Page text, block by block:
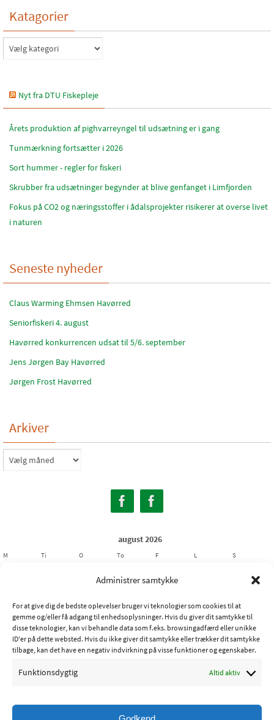
Administrer samtykke
For at give dig de bedste oplevelser bruger vi teknologier som cookies til at
gemme og/eller få adgang til enhedsoplysninger. Hvis du giver dit samtykke til
disse teknologier, kan vi behandle data som f.eks. browsingadfærd eller unikke
ID'er på dette websted. Hvis du ikke giver dit samtykke eller trækker dit samtykke
tilbage, kan det have en negativ indvirkning på visse funktioner og egenskaber.
Funktionsdygtig Altid aktiv
Katagorier
Katagorier
Nyt fra DTU Fiskepleje
Årets produktion af pighvarreyngel til udsætning er i gang
Tunmærkning fortsætter i 2026
Sort hummer - regler for fiskeri
Skrubber fra udsætninger begynder at blive genfanget i Limfjorden
Fokus på CO2 og næringsstoffer i ådalsprojekter risikerer at overse livet
i naturen
Seneste nyheder
Claus Warming Ehmsen Havørred
Seniorfiskeri 4. august
Havørred konkurrencen udsat til 5/6. september
Jens Jørgen Bay Havørred
Jørgen Frost Havørred
Arkiver
Arkiver
august 2026
M Ti O To F L S
10
11 12 13 14 15
17
18 19 20 21 22
23
24
25 26 27 28 29
30